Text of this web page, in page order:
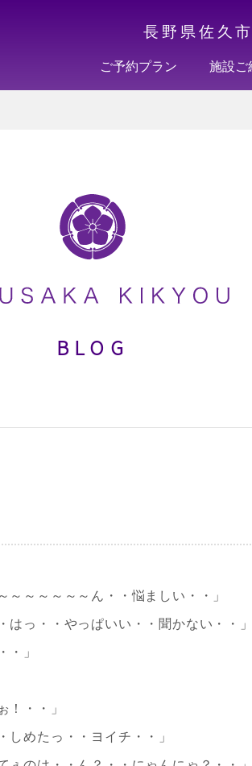
長野県佐久
ご予約プラン 施設ご
BLOG
～～～～～ん・・悩ましい・・」
っ・・やっぱいい・・聞かない・・」
」
・・」
めたっ・・ヨイチ・・」